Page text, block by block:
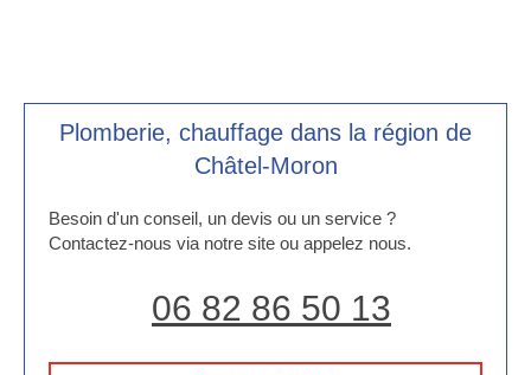
Plomberie, chauffage dans la région de
Châtel-Moron
Besoin d'un conseil, un devis ou un service ?
Contactez-nous via notre site ou appelez nous.
06 82 86 50 13